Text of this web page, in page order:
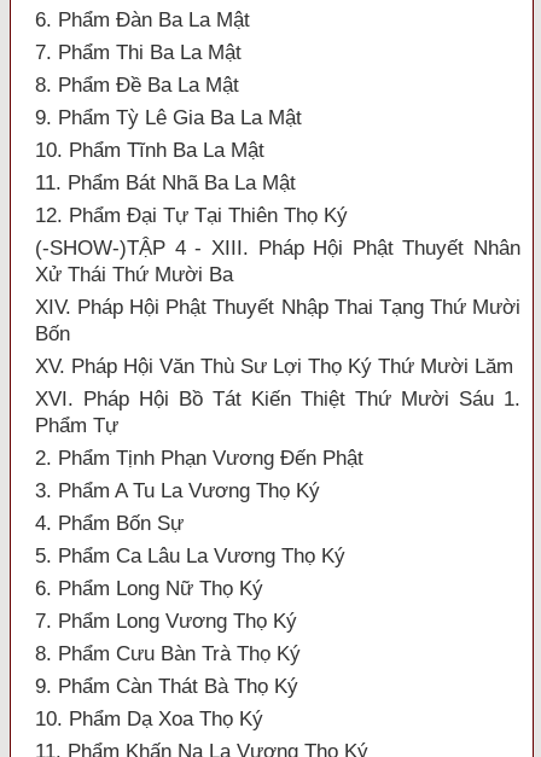
6. Phẩm Đàn Ba La Mật
7. Phẩm Thi Ba La Mật
8. Phẩm Đề Ba La Mật
9. Phẩm Tỳ Lê Gia Ba La Mật
10. Phẩm Tĩnh Ba La Mật
11. Phẩm Bát Nhã Ba La Mật
12. Phẩm Đại Tự Tại Thiên Thọ Ký
(-SHOW-)TẬP 4 - XIII. Pháp Hội Phật Thuyết Nhân
Xử Thái Thứ Mười Ba
XIV. Pháp Hội Phật Thuyết Nhập Thai Tạng Thứ Mười
Bốn
XV. Pháp Hội Văn Thù Sư Lợi Thọ Ký Thứ Mười Lăm
XVI. Pháp Hội Bồ Tát Kiến Thiệt Thứ Mười Sáu 1.
Phẩm Tự
2. Phẩm Tịnh Phạn Vương Đến Phật
3. Phẩm A Tu La Vương Thọ Ký
4. Phẩm Bốn Sự
5. Phẩm Ca Lâu La Vương Thọ Ký
6. Phẩm Long Nữ Thọ Ký
7. Phẩm Long Vương Thọ Ký
8. Phẩm Cưu Bàn Trà Thọ Ký
9. Phẩm Càn Thát Bà Thọ Ký
10. Phẩm Dạ Xoa Thọ Ký
11. Phẩm Khấn Na La Vương Thọ Ký